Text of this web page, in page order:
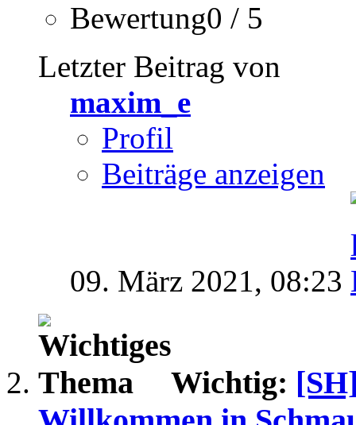
Bewertung0 / 5
Letzter Beitrag von
maxim_e
Profil
Beiträge anzeigen
09. März 2021, 08:23
Wichtig: